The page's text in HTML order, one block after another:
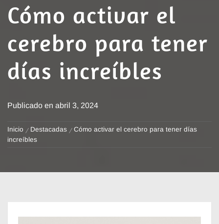
Cómo activar el
cerebro para tener
días increíbles
Publicado en abril 3, 2024
Inicio Destacadas
Cómo activar el cerebro para tener días
increíbles